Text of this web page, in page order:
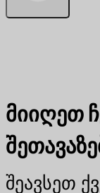
მიიღეთ
შეავსეთ